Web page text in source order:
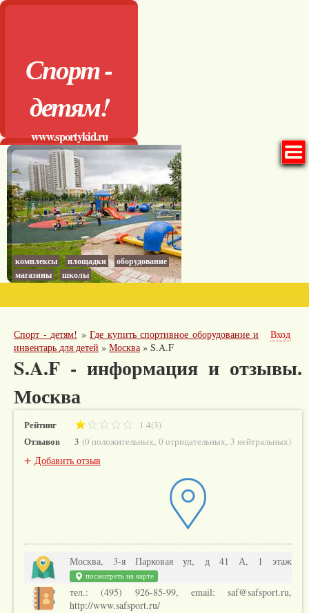
Спорт -
детям!
www.sportykid.ru
комплексы площадки
оборудование
магазины
школы
Спорт - детям! »Где купить спортивное оборудование и
инвентарь для детей » Москва » S.A.F
Вход
S.A.F - информация и отзывы.
Москва
Рейтинг 1.4(3)
Отзывов 3 (0 положительных, 0 отрицательных, 3 нейтральных)
+ Добавить отзыв
Москва, 3-я Парковая ул, д 41 А, 1 этаж
посмотреть на карте
тел.: (495) 926-85-99, email: saf@safsport.ru,
http://www.safsport.ru/